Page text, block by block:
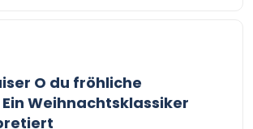
O du fröhliche
Weihnachtsklassiker